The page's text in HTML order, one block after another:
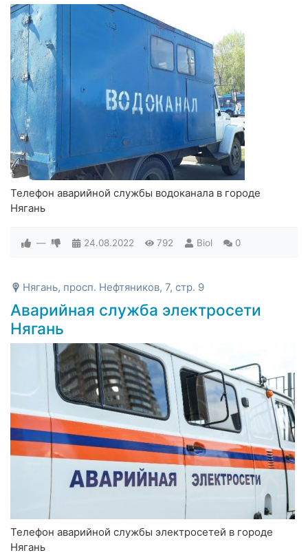
Телефон аварийной службы водоканала в городе
Нягань
— 24.08.2022 792 Biol 0
Нягань, просп. Нефтяников, 7, стр. 9
Аварийная служба электросети
Нягань
Телефон аварийной службы электросетей в городе
Нягань